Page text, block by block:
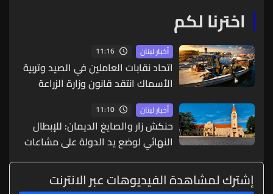
اخترنا لكم
أخبار لبنان 11:16
اتحاد نقابات العاملين في الصيد وتربية
الأسماك انتقد قانون وزارة الزراعة
ورفض تحويل البحر إلى ساحة
استثمارات
أخبار لبنان 11:10
حنكش زار والصايغ الديمان: للإبطال
النهائي لوضع يد الدولة على مشاعات
جبل لبنان
إشترك لمشاهدة الفيديوهات عبر الانترنت